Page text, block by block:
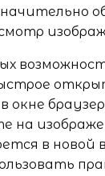
окне
на
в новой